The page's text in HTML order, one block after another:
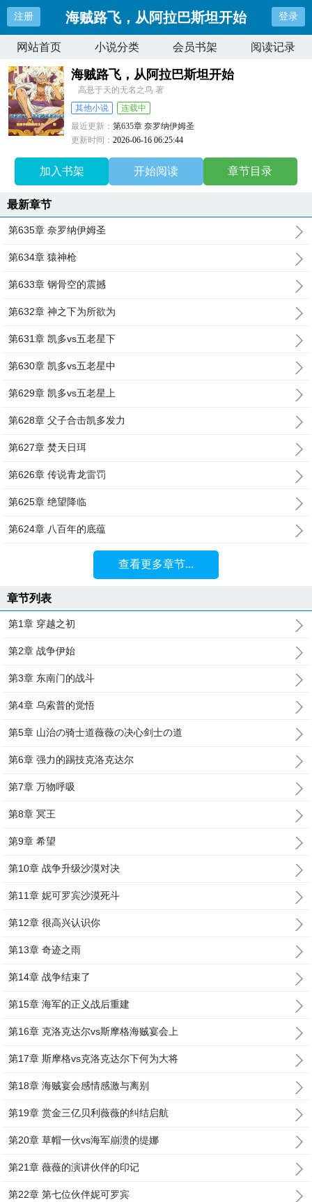
注册 海贼路飞，从阿拉巴斯坦开始 登录
网站首页 小说分类 会员书架 阅读记录
海贼路飞，从阿拉巴斯坦开始
高悬于天的无名之鸟 著
其他小说
连载中
最近更新：第635章 奈罗纳伊姆圣
更新时间：2026-06-16 06:25:44
加入书架 开始阅读 章节目录
最新章节
第635章 奈罗纳伊姆圣
第634章 猿神枪
第633章 钢骨空的震撼
第632章 神之下为所欲为
第631章 凯多vs五老星下
第630章 凯多vs五老星中
第629章 凯多vs五老星上
第628章 父子合击凯多发力
第627章 焚天日珥
第626章 传说青龙雷罚
第625章 绝望降临
第624章 八百年的底蕴
查看更多章节...
章节列表
第1章 穿越之初
第2章 战争伊始
第3章 东南门的战斗
第4章 乌索普的觉悟
第5章 山治の骑士道薇薇の决心剑士の道
第6章 强力的踢技克洛克达尔
第7章 万物呼吸
第8章 冥王
第9章 希望
第10章 战争升级沙漠对决
第11章 妮可罗宾沙漠死斗
第12章 很高兴认识你
第13章 奇迹之雨
第14章 战争结束了
第15章 海军的正义战后重建
第16章 克洛克达尔vs斯摩格海贼宴会上
第17章 斯摩格vs克洛克达尔下何为大将
第18章 海贼宴会感情感激与离别
第19章 赏金三亿贝利薇薇的纠结启航
第20章 草帽一伙vs海军崩溃的缇娜
第21章 薇薇的演讲伙伴的印记
第22章 第七位伙伴妮可罗宾